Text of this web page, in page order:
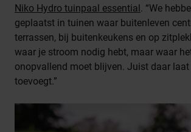
Niko Hydro tuinpaal essential. “We
geplaatst in tuinen waar buitenleven
terrassen, bij buitenkeukens en op
waar je stroom nodig hebt, maar waar
onopvallend moet blijven. Juist daar
toevoegt.”